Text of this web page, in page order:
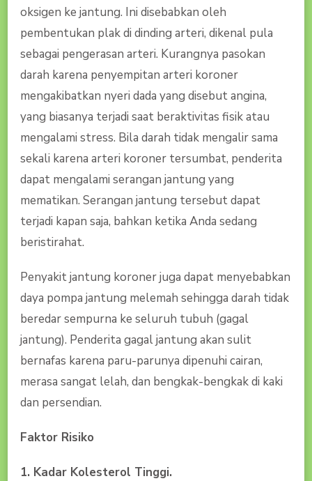
oksigen ke jantung. Ini disebabkan oleh
pembentukan plak di dinding arteri, dikenal pula
sebagai pengerasan arteri. Kurangnya pasokan
darah karena penyempitan arteri koroner
mengakibatkan nyeri dada yang disebut angina,
yang biasanya terjadi saat beraktivitas fisik atau
mengalami stress. Bila darah tidak mengalir sama
sekali karena arteri koroner tersumbat, penderita
dapat mengalami serangan jantung yang
mematikan. Serangan jantung tersebut dapat
terjadi kapan saja, bahkan ketika Anda sedang
beristirahat.
Penyakit jantung koroner juga dapat menyebabkan
daya pompa jantung melemah sehingga darah tidak
beredar sempurna ke seluruh tubuh (gagal
jantung). Penderita gagal jantung akan sulit
bernafas karena paru-parunya dipenuhi cairan,
merasa sangat lelah, dan bengkak-bengkak di kaki
dan persendian.
Faktor Risiko
1. Kadar Kolesterol Tinggi.